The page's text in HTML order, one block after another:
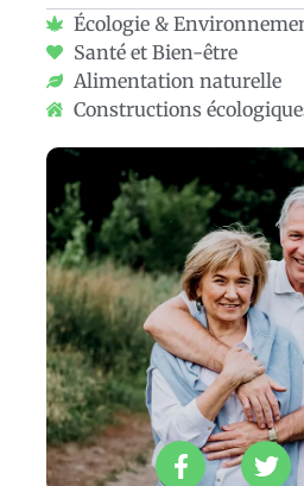
Écologie &
Santé et Bien-être
Alimentation naturelle
Constructions